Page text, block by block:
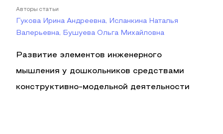
Авторы статьи
Гукова Ирина Андреевна, Исланкина Наталья
Валерьевна, Бушуева Ольга Михайловна
Развитие элементов инженерного
мышления у дошкольников средствами
конструктивно-модельной деятельности